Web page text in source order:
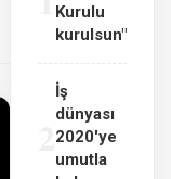
Kurulu
kurulsun"
İş
dünyası
2020'ye
umutla